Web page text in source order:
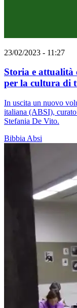
23/02/2023 - 11:27
Storia e attualità
per la cultura di
In uscita un nuovo
italiana (ABSI),
Stefania De Vito.
Bibbia Absi